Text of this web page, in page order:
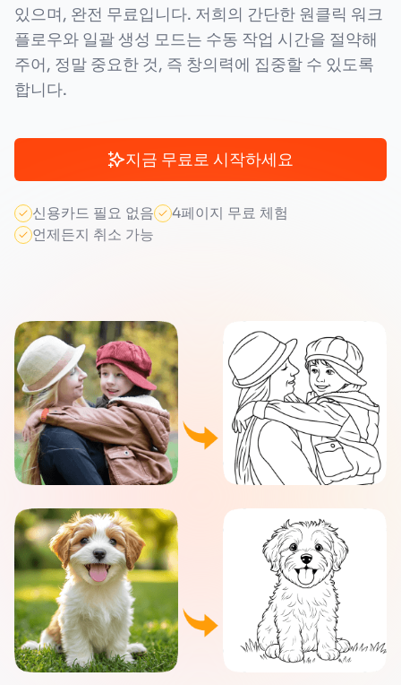
있으며, 완전 무료입니다. 저희의 간단한 원클릭 워크
플로우와 일괄 생성 모드는 수동 작업 시간을 절약해
주어, 정말 중요한 것, 즉 창의력에 집중할 수 있도록
합니다.
지금 무료로 시작하세요
신용카드 필요 없음
4페이지 무료 체험
언제든지 취소 가능